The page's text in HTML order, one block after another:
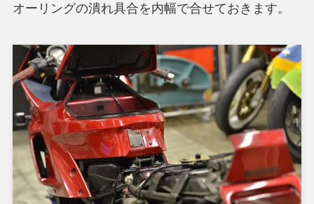
オーリングの潰れ具合を内幅で合せておきます。